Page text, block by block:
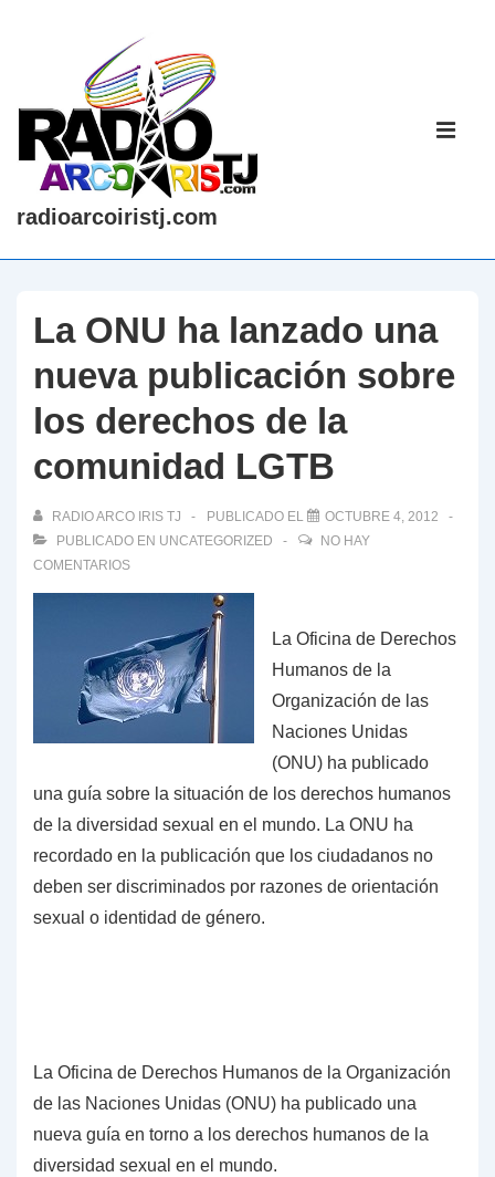
contenido
principal
radioarcoiristj.com
La ONU ha lanzado una
nueva publicación sobre
los derechos de la
comunidad LGTB
RADIO ARCO IRIS TJ PUBLICADO EL
OCTUBRE 4, 2012
PUBLICADO EN UNCATEGORIZED
NO HAY
COMENTARIOS
La Oficina de Derechos
Humanos de la
Organización de las
Naciones Unidas
(ONU) ha publicado
una guía sobre la situación de los derechos humanos
de la diversidad sexual en el mundo. La ONU ha
recordado en la publicación que los ciudadanos no
deben ser discriminados por razones de orientación
sexual o identidad de género.
La Oficina de Derechos Humanos de la Organización
de las Naciones Unidas (ONU) ha publicado una
nueva guía en torno a los derechos humanos de la
diversidad sexual en el mundo.